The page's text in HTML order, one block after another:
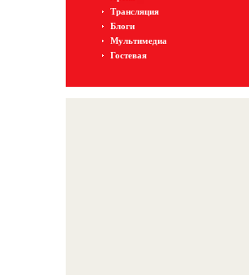
Трансляция
Блоги
Мультимедиа
Гостевая